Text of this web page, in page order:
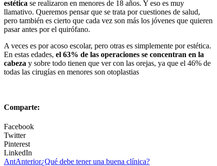
estética se realizaron en menores de 18 años. Y eso es muy
llamativo. Queremos pensar que se trata por cuestiones de salud,
pero también es cierto que cada vez son más los jóvenes que quieren
pasar antes por el quirófano.
A veces es por acoso escolar, pero otras es simplemente por estética.
En estas edades, el 63% de las operaciones se concentran en la
cabeza y sobre todo tienen que ver con las orejas, ya que el 46% de
todas las cirugías en menores son otoplastias
Comparte:
Facebook
Twitter
Pinterest
LinkedIn
AntAnterior¿Qué debe tener una buena clínica?